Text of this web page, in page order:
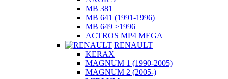
MB 381
MB 641 (1991-1996)
MB 649 >1996
ACTROS MP4 MEGA
RENAULT
KERAX
MAGNUM 1 (1990-2005)
MAGNUM 2 (2005-)